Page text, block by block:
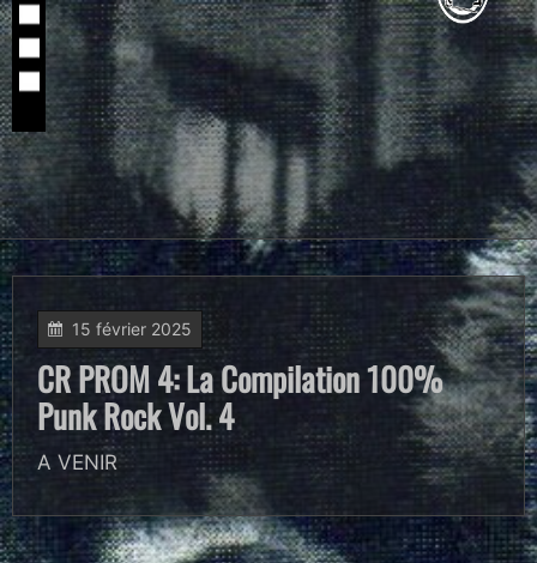
15 février 2025
CR PROM 4: La Compilation 100%
Punk Rock Vol. 4
A VENIR